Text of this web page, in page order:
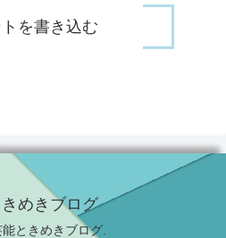
を書き込む
めきブログ
ときめきブログ.